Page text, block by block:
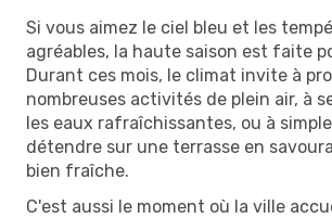
Si vous aimez le ciel bleu et les
agréables, la haute saison est faite
Durant ces mois, le climat invite à
nombreuses activités de plein air, à
les eaux rafraîchissantes, ou à
détendre sur une terrasse en
bien fraîche.
C'est aussi le moment où la ville